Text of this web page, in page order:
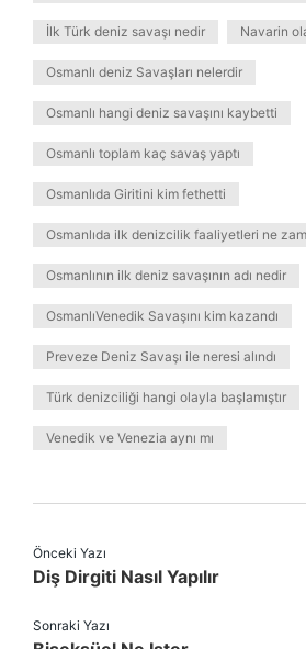
İlk Türk deniz savaşı nedir Navarin
Osmanlı deniz Savaşları nelerdir
Osmanlı hangi deniz savaşını kaybetti
Osmanlı toplam kaç savaş yaptı
Osmanlıda Giritini kim fethetti
Osmanlıda ilk denizcilik faaliyetleri ne
Osmanlının ilk deniz savaşının adı nedir
OsmanlıVenedik Savaşını kim kazandı
Preveze Deniz Savaşı ile neresi alındı
Türk denizciliği hangi olayla başlamıştır
Venedik ve Venezia aynı mı
Önceki Yazı
Diş Dirgiti Nasıl Yapılır
Sonraki Yazı